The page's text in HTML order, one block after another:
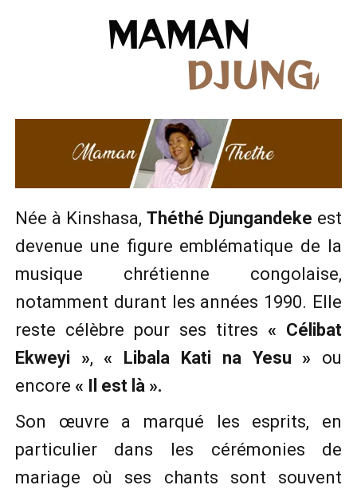
MAMAN
DJUNGA
Née à Kinshasa, Théthé Djungandeke est
devenue une figure emblématique de la
musique chrétienne congolaise,
notamment durant les années 1990. Elle
reste célèbre pour ses titres « Célibat
Ekweyi », « Libala Kati na Yesu » ou
encore « Il est là ».
Son œuvre a marqué les esprits, en
particulier dans les cérémonies de
mariage où ses chants sont souvent